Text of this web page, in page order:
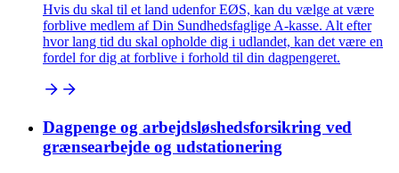
Hvis du skal til et land udenfor EØS, kan du vælge at være
forblive medlem af Din Sundhedsfaglige A-kasse. Alt efter
hvor lang tid du skal opholde dig i udlandet, kan det være en
fordel for dig at forblive i forhold til din dagpengeret.
Dagpenge og arbejdsløshedsforsikring ved
grænsearbejde og udstationering